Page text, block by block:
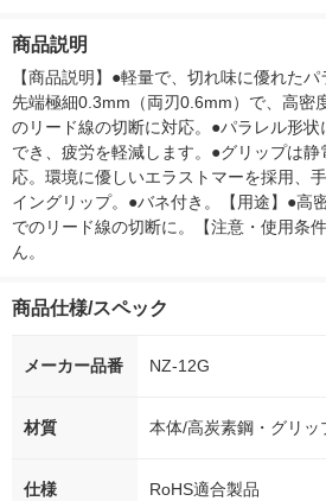
シ） オリジナル
商品説明
【商品説明】●軽量で、切れ味に優れた
先端極細0.3mm（両刃0.6mm）で、高密
のリード線の切断に対応。●パラレル形
でき、疲労を軽減します。●グリップは
応。環境に優しいエラストマーを採用、
イングリップ。●バネ付き。【用途】●高
でのリード線の切断に。【注意・使用条
ん。
商品仕様/スペック
メーカー品番 NZ-12G
材質 本体/高炭素鋼・グリッ
仕様 RoHS適合製品